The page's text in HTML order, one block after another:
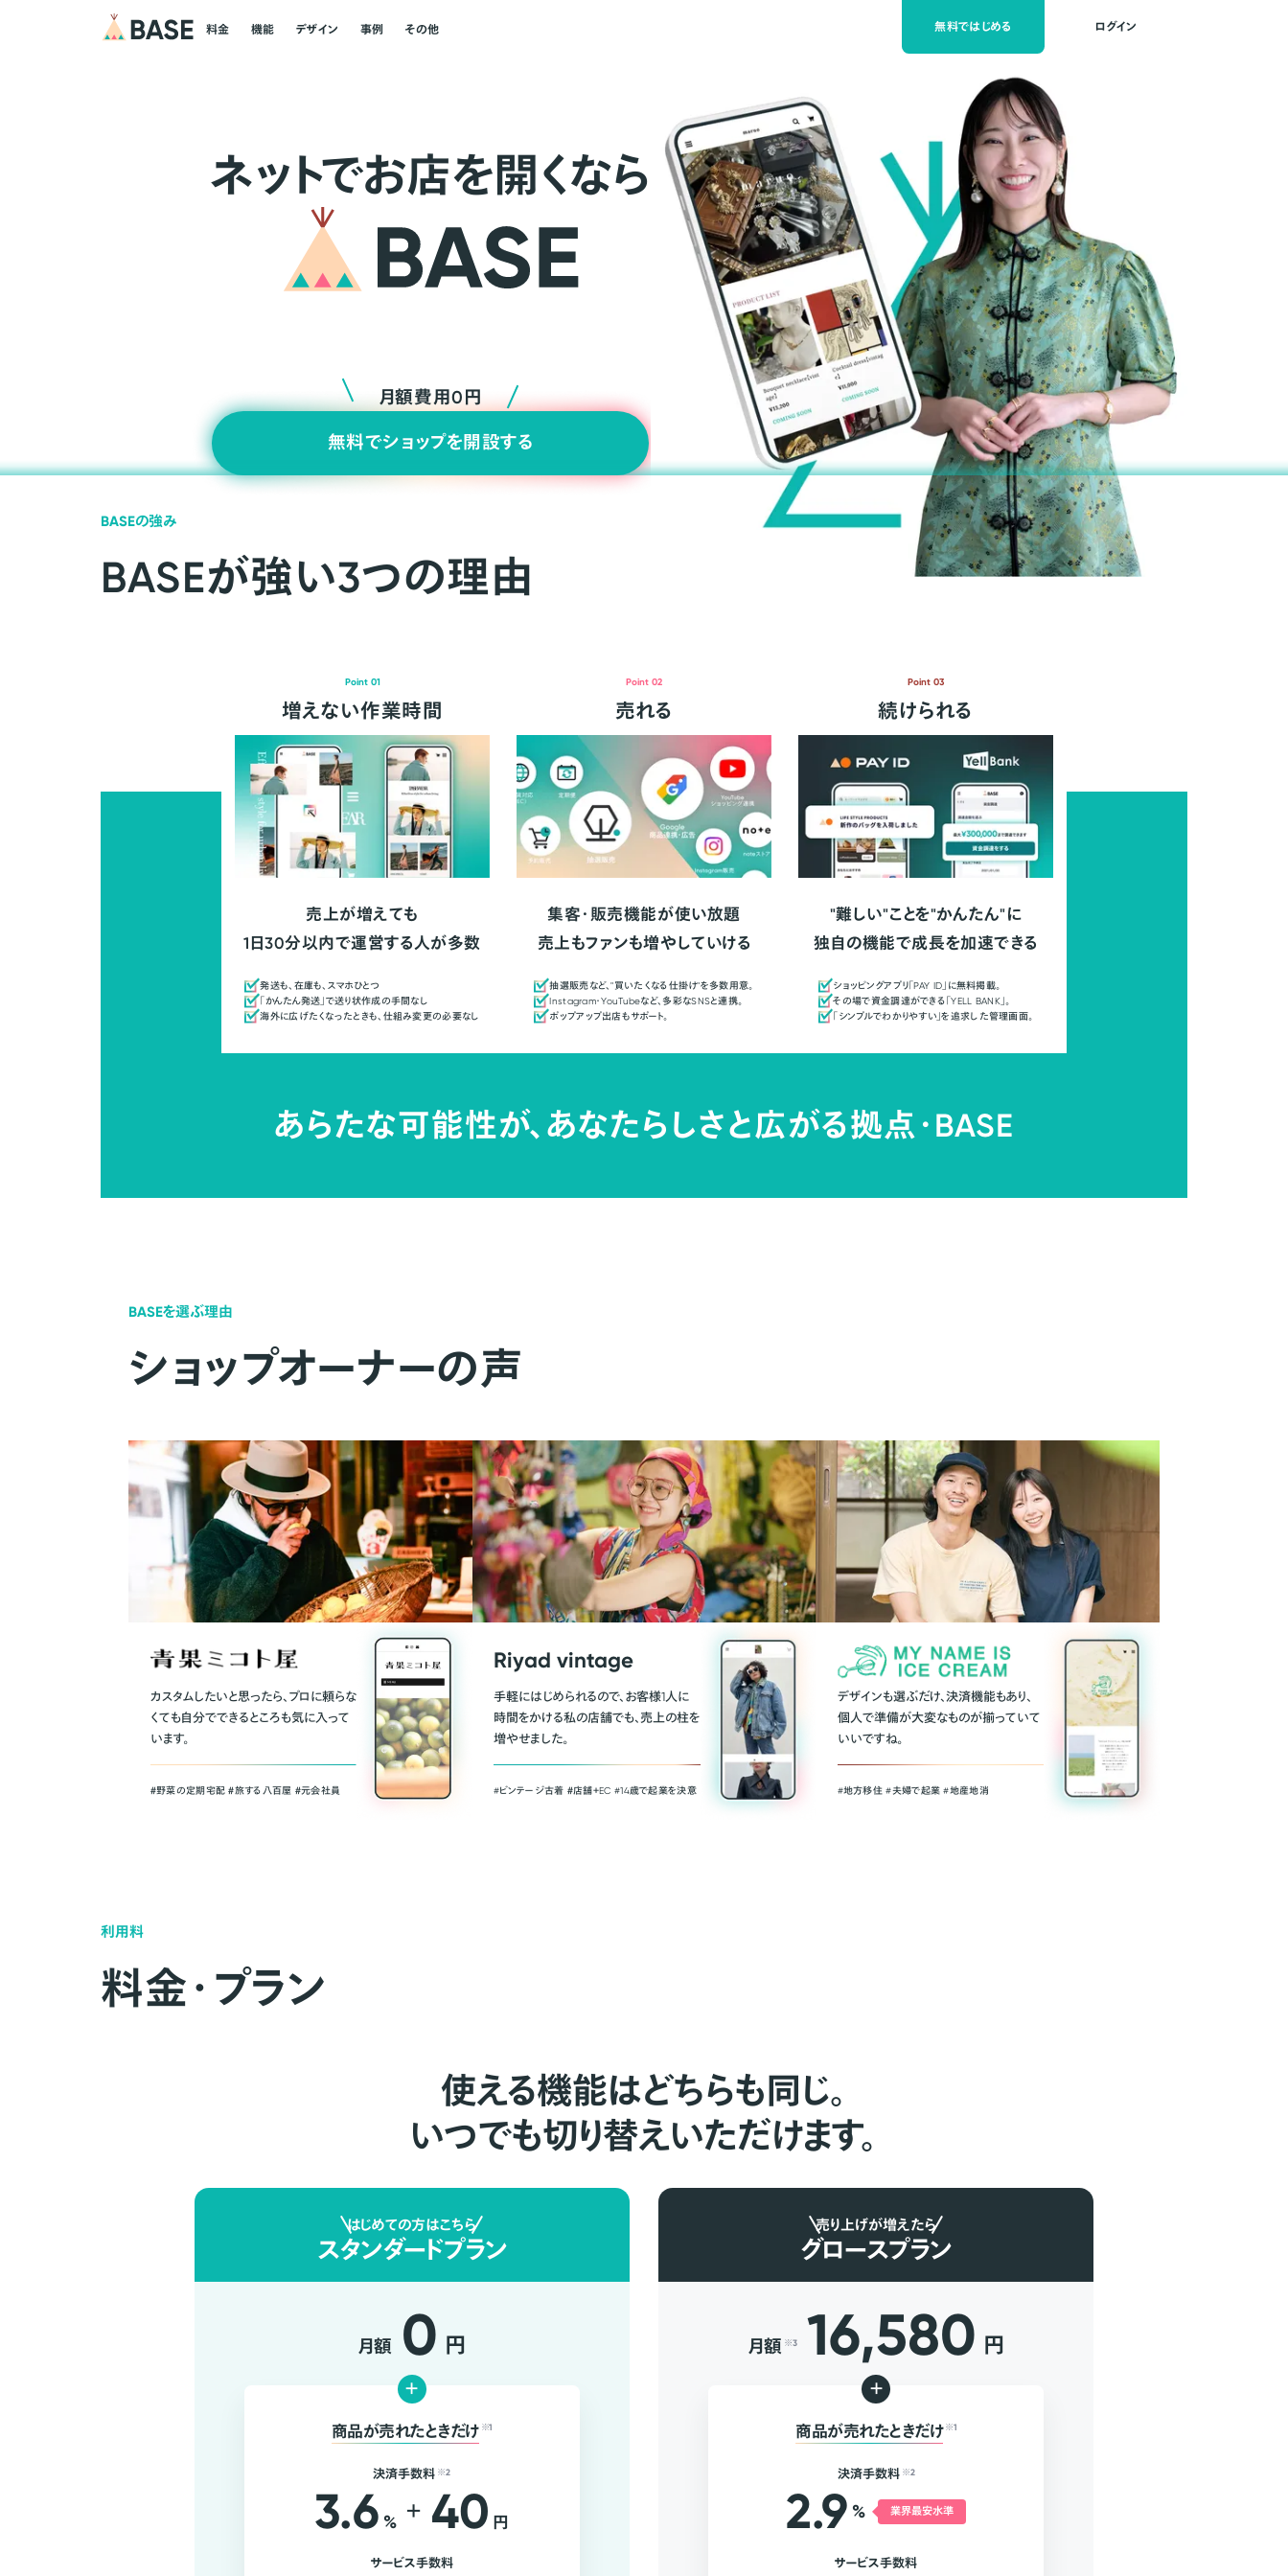
料金 機能 デザイン 事例 その他 無料ではじめる ログイン
ネッ トでお店を開くなら
月額費用0円
無料でショップを開設する
BASEの強み
BASEが強い3つの理由
Point 01
増えない作業時間
売上が増えても
1日30分以内で運営する人が多数
発送も、在庫も、スマホひとつ
「かんたん発送」で送り状作成の手間なし
海外に広げたくなったときも、仕組み変更の必要なし
Point 02
売れる
集客・販売機能が使い放題
売上もファンも増やしていける
抽選販売など、"買いたくなる仕掛け"を多数用意。
Instagram・YouTubeなど、多彩なSNSと連携。
ポップアップ出店もサポート。
Point 03
続けられる
"難しい"ことを"かんたん"に
独自の機能で成長を加速できる
ショッピングアプリ「PAY ID」に無料掲載。
その場で資金調達ができる「YELL BANK」。
「シンプルでわかりやすい」を追求した管理画面。
あらたな可能性が、あなたらしさと広がる拠点・BASE
BASEを選ぶ理由
ショップオーナーの声
カスタムしたいと思ったら、プロに頼らな
くても自分でできるところも気に入って
います。
＃野菜の定期宅配 ＃旅する八百屋 ＃元会社員
Riyad vintage
手軽にはじめられるので、お客様1人に
時間をかける私の店舗でも、売上の柱を
増やせました。
#ビンテージ古着 ＃店舗＋EC #14歳で起業を決意
デザインも選ぶだけ、決済機能もあり、
個人で準備が大変なものが揃っていて
いいですね。
#地方移住 #夫婦で起業 #地産地消
利用料
料金・プラン
使える機能はどちらも同じ。
いつでも切り替えいただけます。
はじめての方はこちら
スタンダードプラン
月額 0 円
+
商品が売れたときだけ ※1
決済手数料 ※2
3.6 % + 40 円
サービス手数料
売り上げが増えたら
グロースプラン
月額 ※3 16,580 円
+
商品が売れたときだけ ※1
決済手数料 ※2
2.9 % 業界最安水準
サービス手数料